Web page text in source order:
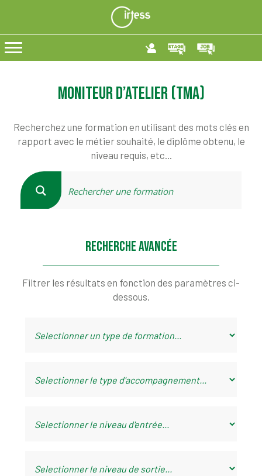
Moniteur d’Atelier (TMA)
Recherchez une formation en utilisant des mots clés en
rapport avec le métier souhaité, le diplôme obtenu, le
niveau requis, etc...
RECHERCHE AVANCÉE
Filtrer les résultats en fonction des paramètres ci-
dessous.